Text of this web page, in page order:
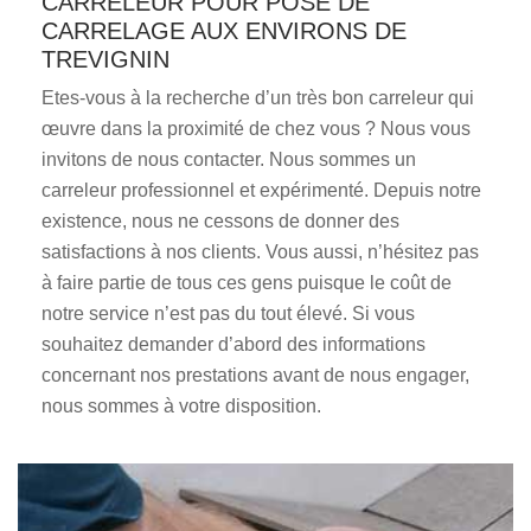
CARRELAGE AUX ENVIRONS DE
TREVIGNIN
Etes-vous à la recherche d’un très bon carreleur qui
œuvre dans la proximité de chez vous ? Nous vous
invitons de nous contacter. Nous sommes un
carreleur professionnel et expérimenté. Depuis notre
existence, nous ne cessons de donner des
satisfactions à nos clients. Vous aussi, n’hésitez pas
à faire partie de tous ces gens puisque le coût de
notre service n’est pas du tout élevé. Si vous
souhaitez demander d’abord des informations
concernant nos prestations avant de nous engager,
nous sommes à votre disposition.